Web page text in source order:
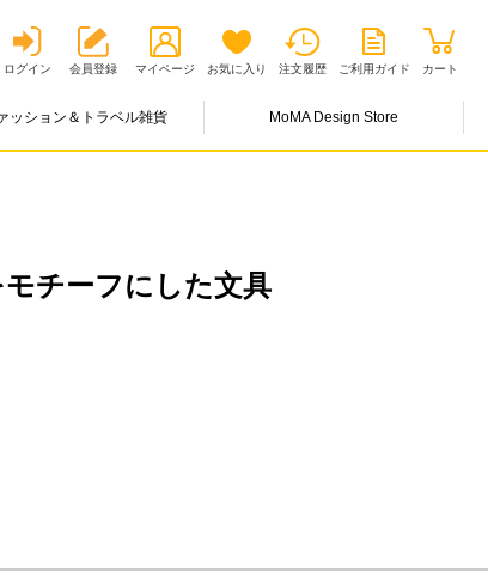
ログイン 会員登録 マイページ お気に入り 注文履歴 ご利用ガイド カート
ッション＆トラベル雑貨 MoMA Design Store
チーフにした文具